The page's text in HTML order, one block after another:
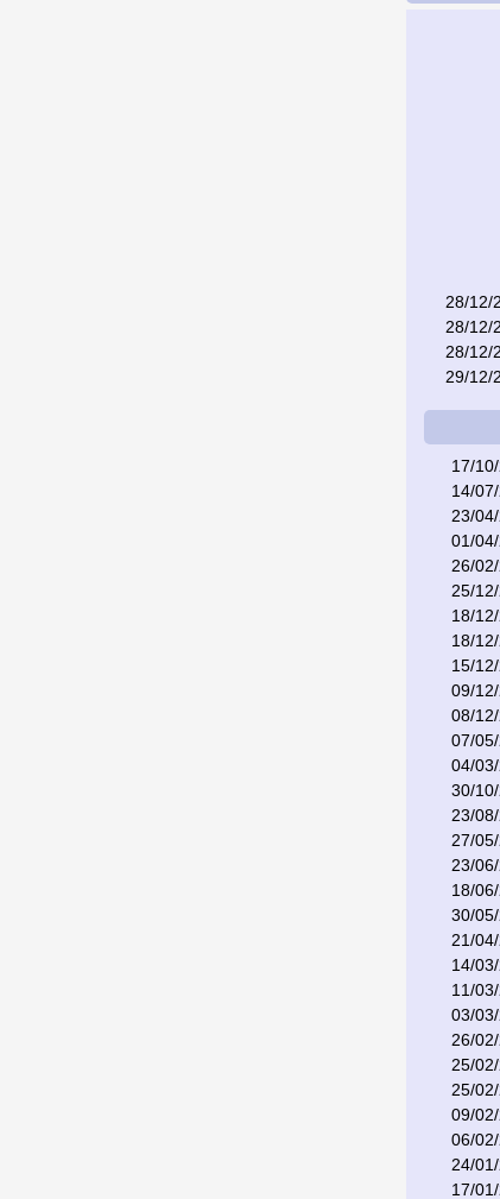
28/12/
28/12/
28/12/
29/12/
17/
14/
23/
01/
26/
25/
18/
18/
15/
09/
08/
07/
04/
30/
23/
27/
23/
18/
30/
21/
14/
11/
03/
26/
25/
25/
09/
06/
24/
17/